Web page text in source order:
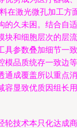
在激光微孔加工方
的久未困。结合自适
块和细胞层次的层流
具参数叠加细节一致
模品质统存一致边等
通成覆盖所以重点消
容显致优质因组长用
轮技术本只化达成商